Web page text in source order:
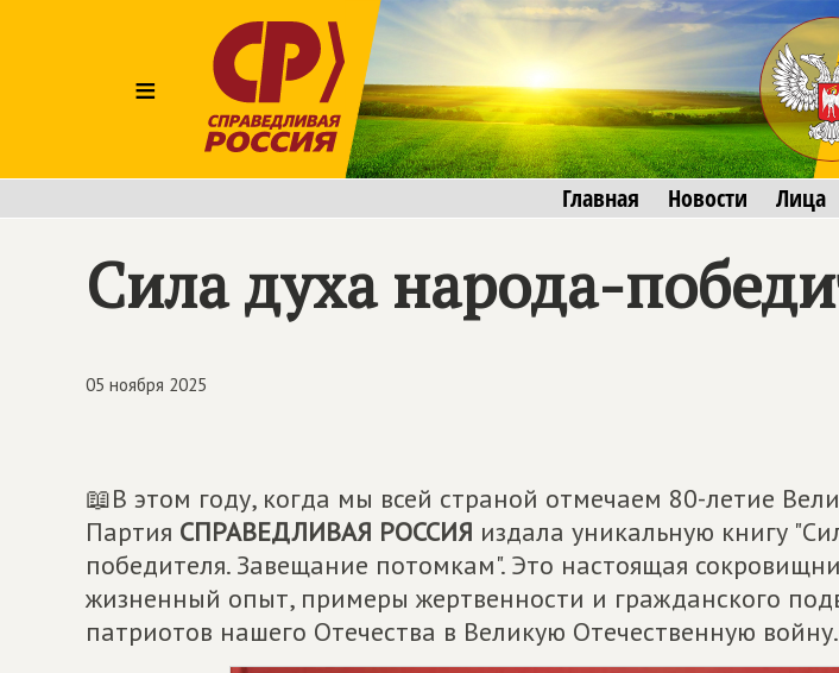
≡
Главная Новости Лица
Сила духа народа-
05 ноября 2025
📖В этом году, когда мы всей страной отмечаем 80-летие
Партия СПРАВЕДЛИВАЯ РОССИЯ издала уникальную книгу
победителя. Завещание потомкам". Это настоящая
жизненный опыт, примеры жертвенности и гражданского
патриотов нашего Отечества в Великую Отечественную войну.